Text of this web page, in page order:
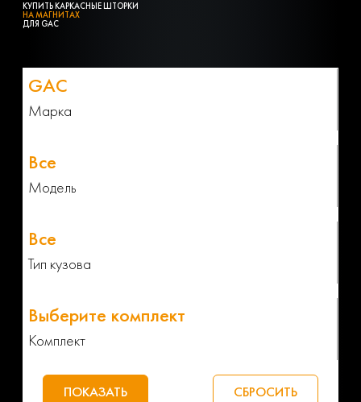
КУПИТЬ КАРКАСНЫЕ ШТОРКИ
НА МАГНИТАХ
ДЛЯ GAC
Марка
Модель
Тип кузова
Комплект